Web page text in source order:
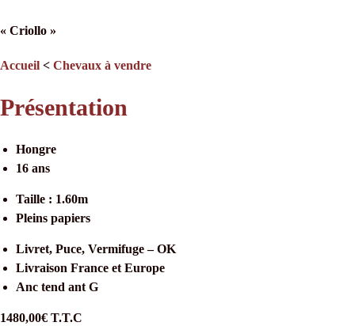
« Criollo »
Accueil < Chevaux à vendre
Présentation
Hongre
16 ans
Taille : 1.60m
Pleins papiers
Livret, Puce, Vermifuge – OK
Livraison France et Europe
Anc tend ant G
1480,00€ T.T.C